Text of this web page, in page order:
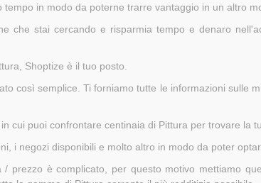
in modo da poterne trarre vantaggio in un altro
che stai cercando e risparmia tempo e denaro
Shoptize è il tuo posto.
così semplice. Ti forniamo tutte le informazioni sulle
cui puoi confrontare centinaia di Pittura per trovare la
i negozi disponibili e molto altro in modo da poter
prezzo è complicato, per questo motivo mettiamo